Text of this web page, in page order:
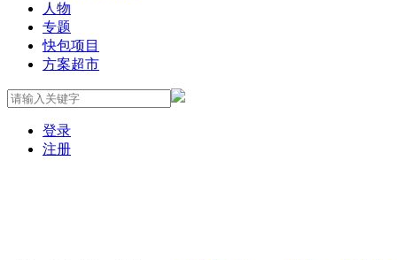
人物
专题
快包项目
方案超市
登录
注册